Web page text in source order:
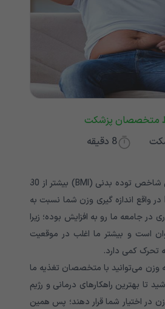
متخصصان پزشکت
8 دقیقه
به عنوان داشتن شاخص توده بدنی (BMI) بیشتر از 30
تعریف شده است. BMI در واقع اندازه گیری وزن شما نسبت به
در جامعه ما رو به افزایش بوده؛ زیرا
است و بیشتر ما اغلب در موقعیت
تحرک کمی دارد.
می‌توانید با متخصصان تغذیه ما
تا بهترین راهکارهای درمانی و رژیم
در اختیار شما قرار دهند؛ پس همین